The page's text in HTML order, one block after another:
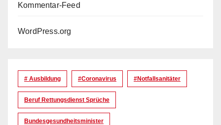
Kommentar-Feed
WordPress.org
# Ausbildung #coronavirus #Notfallsanitäter
Beruf Rettungsdienst Sprüche
Bundesgesundheitsminister